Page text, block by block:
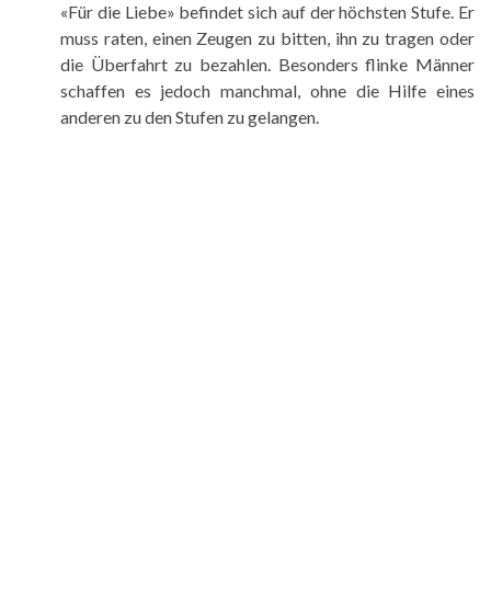
«Für die Liebe» befindet sich auf der höchsten Stufe. Er
muss raten, einen Zeugen zu bitten, ihn zu tragen oder
die Überfahrt zu bezahlen. Besonders flinke Männer
schaffen es jedoch manchmal, ohne die Hilfe eines
anderen zu den Stufen zu gelangen.